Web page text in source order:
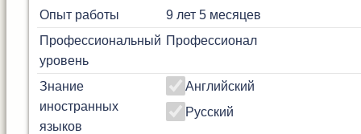
Опыт работы
9 лет 5 месяцев
Профессиональный
уровень
Профессионал
Знание
иностранных
языков
Английский
Русский